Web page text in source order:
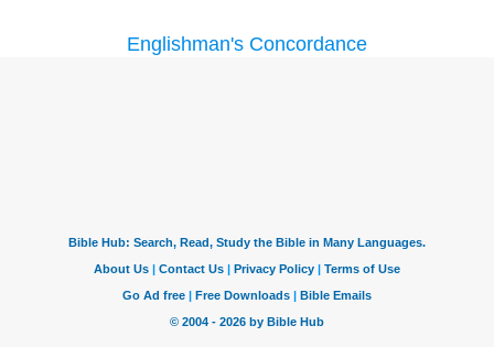
Englishman's Concordance